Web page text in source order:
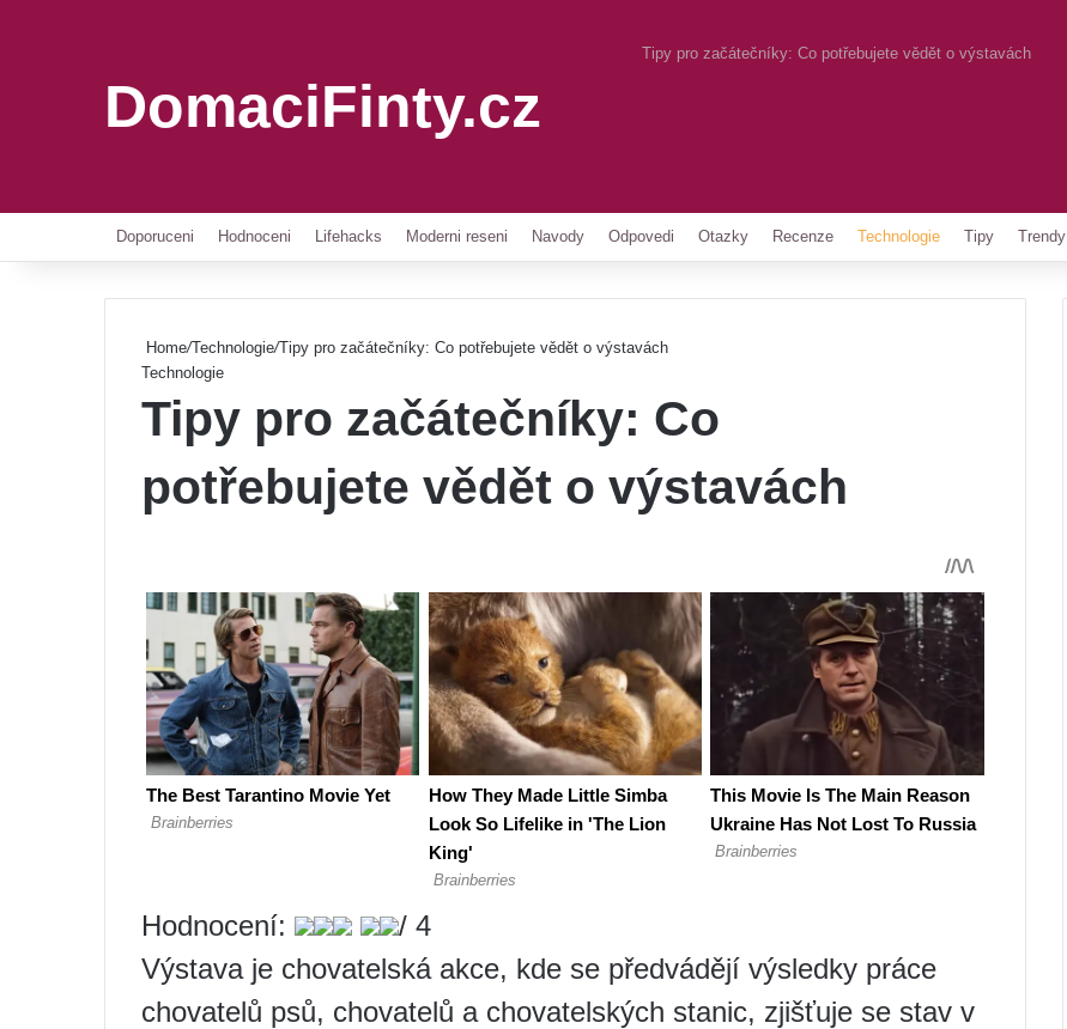
DomaciFinty.cz
Tipy pro začátečníky: Co potřebujete vědět o výstavách
Doporuceni Hodnoceni Lifehacks Moderni reseni Navody Odpovedi Otazky Recenze Technologie Tipy Trendy
Home/Technologie/Tipy pro začátečníky: Co potřebujete vědět o výstavách
Technologie
Tipy pro začátečníky: Co
potřebujete vědět o výstavách
Hodnocení:
/ 4
Výstava je chovatelská akce, kde se předvádějí výsledky práce
chovatelů psů, chovatelů a chovatelských stanic, zjišťuje se stav v